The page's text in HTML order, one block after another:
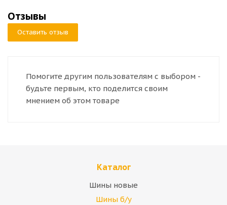
Отзывы
Оставить отзыв
Помогите другим пользователям с выбором -
будьте первым, кто поделится своим
мнением об этом товаре
Каталог
Шины новые
Шины б/у